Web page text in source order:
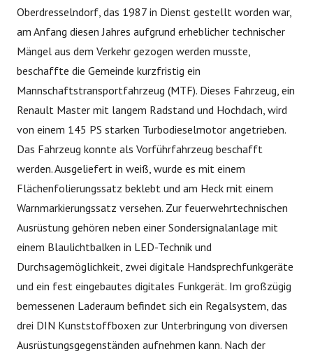
Oberdresselndorf, das 1987 in Dienst gestellt worden war,
am Anfang diesen Jahres aufgrund erheblicher technischer
Mängel aus dem Verkehr gezogen werden musste,
beschaffte die Gemeinde kurzfristig ein
Mannschaftstransportfahrzeug (MTF). Dieses Fahrzeug, ein
Renault Master mit langem Radstand und Hochdach, wird
von einem 145 PS starken Turbodieselmotor angetrieben.
Das Fahrzeug konnte als Vorführfahrzeug beschafft
werden. Ausgeliefert in weiß, wurde es mit einem
Flächenfolierungssatz beklebt und am Heck mit einem
Warnmarkierungssatz versehen. Zur feuerwehrtechnischen
Ausrüstung gehören neben einer Sondersignalanlage mit
einem Blaulichtbalken in LED-Technik und
Durchsagemöglichkeit, zwei digitale Handsprechfunkgeräte
und ein fest eingebautes digitales Funkgerät. Im großzügig
bemessenen Laderaum befindet sich ein Regalsystem, das
drei DIN Kunststoffboxen zur Unterbringung von diversen
Ausrüstungsgegenständen aufnehmen kann. Nach der